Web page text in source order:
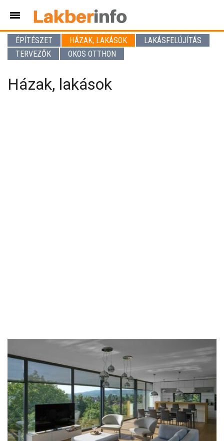
ÉPÍTÉSZET HÁZAK, LAKÁSOK
LAKÁSFELÚJÍTÁS
TERVEZŐK
OKOS OTTHON
Házak, lakások